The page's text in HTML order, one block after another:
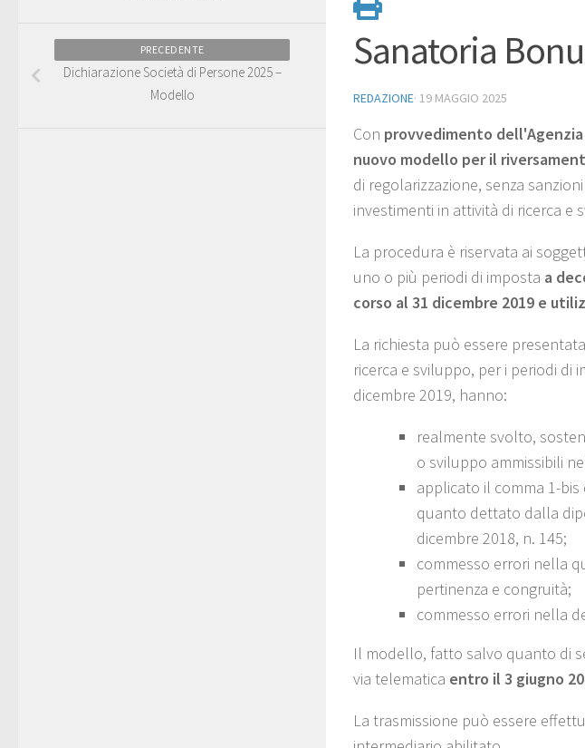
Sanatoria
REDAZIONE· 19 MAGGIO 2025
Con provvedimento
nuovo modello per il
di regolarizzazione, senza
investimenti in attività di ricerca e
La procedura è riservata ai
uno o più periodi di imposta a
corso al 31 dicembre 2019 e
La richiesta può essere
ricerca e sviluppo, per i periodi di
dicembre 2019, hanno:
realmente svolto,
o sviluppo ammissibili
applicato il comma 1-
quanto dettato dalla
dicembre 2018, n. 145;
commesso errori nella
pertinenza e congruità;
commesso errori nella
Il modello, fatto salvo quanto di
via telematica entro il 3 giugno
La trasmissione può essere
PRECEDENTE
Dichiarazione Società di Persone 2025 –
Modello